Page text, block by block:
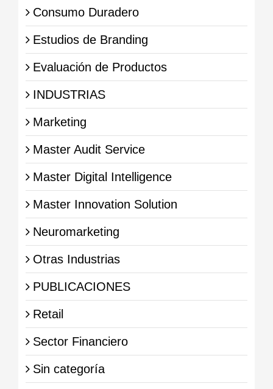
Consumo Duradero
Estudios de Branding
Evaluación de Productos
INDUSTRIAS
Marketing
Master Audit Service
Master Digital Intelligence
Master Innovation Solution
Neuromarketing
Otras Industrias
PUBLICACIONES
Retail
Sector Financiero
Sin categoría